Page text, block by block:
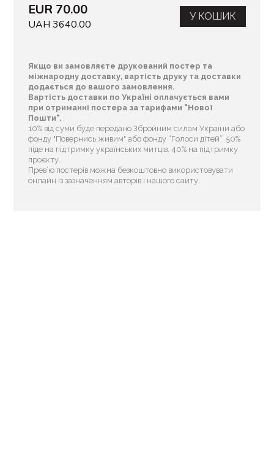
EUR 70.00
UAH 3640.00
У КОШИК
Якщо ви замовляєте друкований постер та
міжнародну доставку, вартість друку та доставки
додається до вашого замовлення.
Вартість доставки по Україні оплачується вами
при отриманні постера за тарифами "Нової
Пошти".
10% від суми буде передано Збройним силам України або
фонду "Повернись живим" або фонду “Голоси дітей”. 50%
піде на підтримку українських митців. 40% на підтримку
проєкту.
Прев’ю постерів можна безкоштовно використовувати
онлайн із зазначенням авторів і нашого сайту.